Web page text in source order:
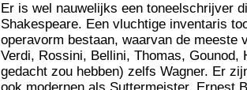
Er is wel nauwelijks een toneelschrijver
Shakespeare. Een vluchtige inventaris
operavorm bestaan, waarvan de meeste
Verdi, Rossini, Bellini, Thomas,
gedacht zou hebben) zelfs Wagner. Er